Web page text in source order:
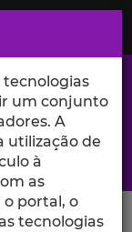
Iscte
tecnologias
um conjunto
A
utilização de
à
as
portal, o
tecnologias